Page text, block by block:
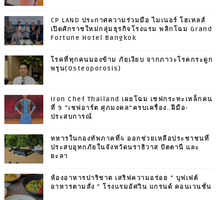
CP LAND ประกาศความร่วมมือ ไมเนอร์ โฮเทลส์
เปิดศักราชใหม่กลุ่มธุรกิจโรงแรม พลิกโฉม Grand
Fortune Hotel Bangkok
โรคที่ทุกคนมองข้าม ภัยเงียบ จากภาวะโรคกระดูก
พรุน(Osteoporosis)
Iron Chef Thailand เผยโฉม เชฟกระทะเหล็กคน
ที่ 9 “เชฟอาร์ต ศุภมงคล”ครบเครื่อง..ฝีมือ-
ประสบการณ์
ทหารในกองทัพภาคที่4 ออกช่วยเหลือประชาชนที่
ประสบอุทกภัยในจังหวัดนราธิวาส ปัตตานี และ
ยะลา
ห้องอาหารปาริชาต เสริฟความอร่อย “ บุฟเฟต์
อาหารตามสั่ง ” โรงแรมอัศวิน แกรนด์ คอนเวนชั่น